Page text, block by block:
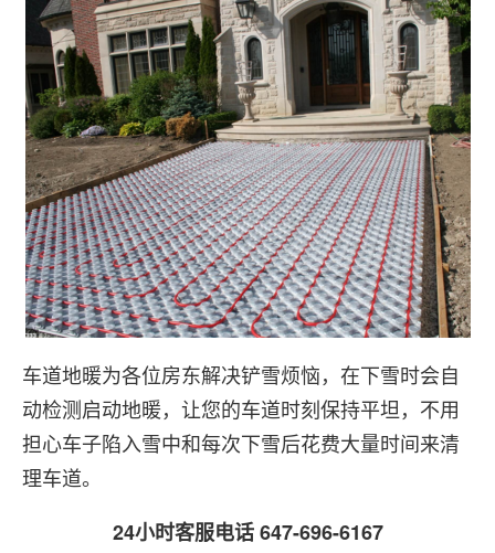
车道地暖为各位房东解决铲雪烦恼，在下雪时会自
动检测启动地暖，让您的车道时刻保持平坦，不用
担心车子陷入雪中和每次下雪后花费大量时间来清
理车道。
24小时客服电话 647-696-6167